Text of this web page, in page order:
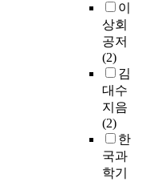
이
상회
공저
(2)
김
대수
지음
(2)
한
국과
학기